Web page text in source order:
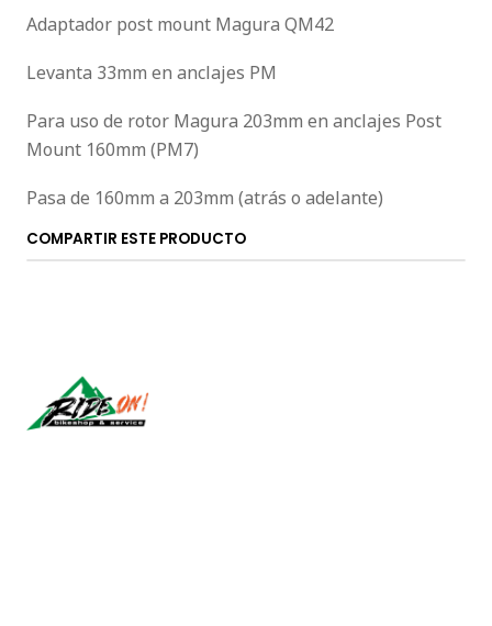
Adaptador post mount Magura QM42
Levanta 33mm en anclajes PM
Para uso de rotor Magura 203mm en anclajes Post
Mount 160mm (PM7)
Pasa de 160mm a 203mm (atrás o adelante)
COMPARTIR ESTE PRODUCTO